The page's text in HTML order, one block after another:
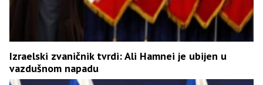
Izraelski zvaničnik tvrdi: Ali Hamnei je ubijen u
vazdušnom napadu